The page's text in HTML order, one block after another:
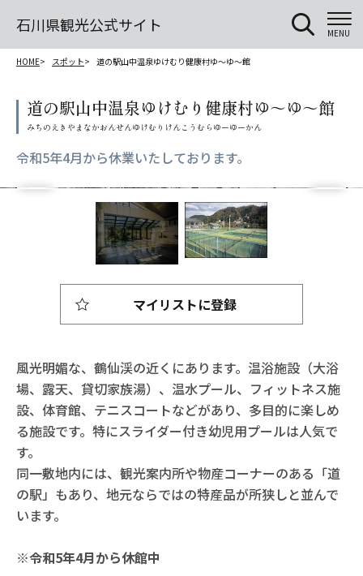
石川県観光公式サイト MENU
HOME スポット 道の駅山中温泉ゆけむり健康村ゆ～ゆ～館
道の駅山中温泉ゆけむり健康村ゆ～ゆ～館
令和5年4月から休業いたしております。
風光明媚な、鶴仙渓の近くにあります。温浴施設（大浴
場、露天、貸切家族湯）、温水プール、フィットネス施
設、体育館、テニスコートなどがあり、多目的に楽しめ
る施設です。特にスライダー付き幼児用プールは人気で
す。
同一敷地内には、観光案内所や物産コーナーのある「道
の駅」もあり、地元ならではの特産品が所狭しと並んで
います。
※令和5年4月から休館中
マイリストに登録